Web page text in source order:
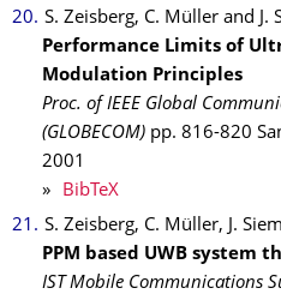
S. Zeisberg, C. Müller and J.
Performance Limits of
Modulation Principles
Proc. of IEEE Global
(GLOBECOM) pp. 816-820
2001
»
BibTeX
S. Zeisberg, C. Müller, J.
PPM based UWB system
IST Mobile Communications